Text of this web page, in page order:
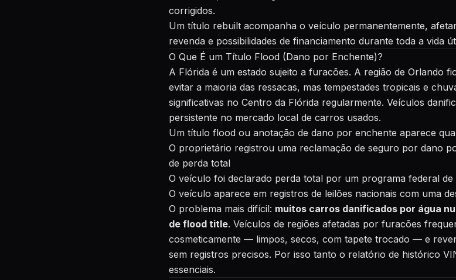
corrigidos.
Um título rebuilt acompanha o veículo permanentemente,
revenda e possibilidades de financiamento durante toda a vida
O Que É um Título Flood (Dano por Enchente)?
A Flórida é um estado sujeito a furacões. A região de Orlando
evitar a maioria das ressacas, mas tempestades tropicais e
significativas no Centro da Flórida regularmente. Veículos
persistente no mercado local de carros usados.
Um título flood ou anotação de dano por enchente aparece
O proprietário registrou uma reclamação de seguro por dano
de perda total
O veículo foi declarado perda total por um programa federal de
O veículo aparece em registros de leilões nacionais com uma
O problema mais difícil: muitos carros danificados por água
de flood title. Veículos de regiões afetadas por furacões
cosmeticamente — limpos, secos, com tapete trocado — e
sem registros precisos. Por isso tanto o relatório de histórico
essenciais.